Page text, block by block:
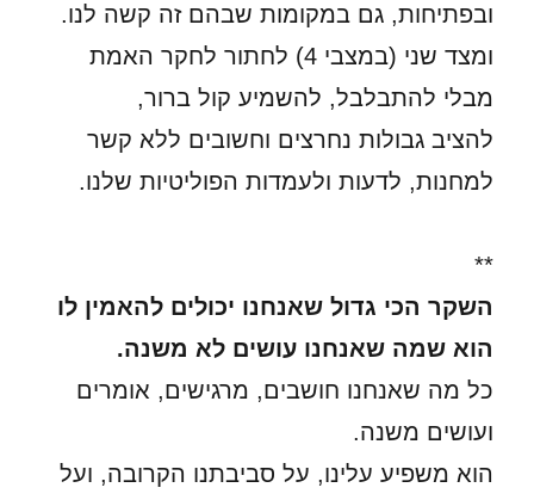
ובפתיחות, גם במקומות שבהם זה קשה לנו.
ומצד שני (במצבי 4) לחתור לחקר האמת
מבלי להתבלבל, להשמיע קול ברור,
להציב גבולות נחרצים וחשובים ללא קשר
למחנות, לדעות ולעמדות הפוליטיות שלנו.
**
השקר הכי גדול שאנחנו יכולים להאמין לו
הוא שמה שאנחנו עושים לא משנה.
כל מה שאנחנו חושבים, מרגישים, אומרים
ועושים משנה.
הוא משפיע עלינו, על סביבתנו הקרובה, ועל